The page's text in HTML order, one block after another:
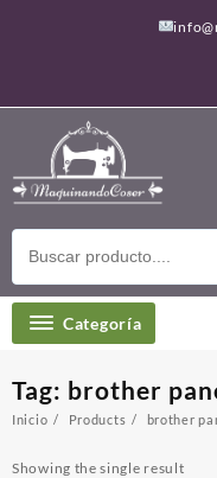
Categoría
Tag: brother
Inicio Products brother
Showing the single result